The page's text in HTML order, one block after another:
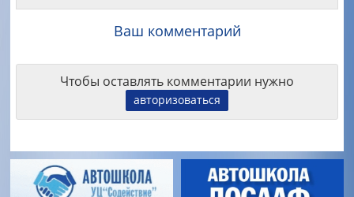
Ваш комментарий
Чтобы оставлять комментарии нужно
авторизоваться